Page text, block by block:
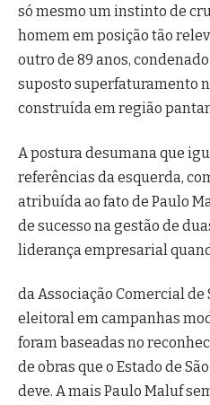
só mesmo um instinto de
homem em posição tão
outro de 89 anos,
suposto superfaturamento
construída em região
A postura desumana que
referências da esquerda,
atribuída ao fato de Paulo
de sucesso na gestão de
liderança empresarial
da Associação Comercial de
eleitoral em campanhas
foram baseadas no
de obras que o Estado de
deve. A mais Paulo Maluf